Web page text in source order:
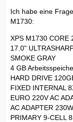
Ich habe eine
M1730:
XPS M1730 CORE
17.0"
SMOKE GRAY
4 GB
HARD DRIVE
FIXED INTERNAL
EURO 220V AC
AC ADAPTER 230W
PRIMARY 9-CELL